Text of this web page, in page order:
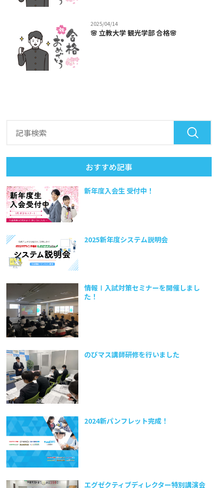
2025/04/14
🌸 立教大学 観光学部 合格🌸
おすすめ記事
新年度入会生 受付中！
2025新年度システム説明会
情報Ⅰ入試対策セミナーを開催しまし
た！
のびマス講師研修を行いました
2024新パンフレット完成！
エグゼクティブディレクター特別講演会